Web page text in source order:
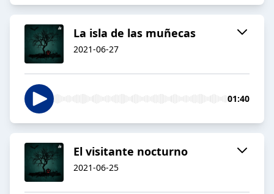
La isla de las muñecas
2021-06-27
01:40
El visitante nocturno
2021-06-25